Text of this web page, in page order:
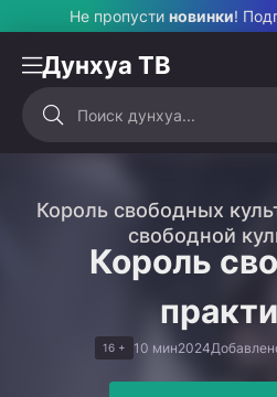
Не пропусти новинки!
Дунхуа ТВ
Король свободных
свободной
Король
16 + 10 мин2024